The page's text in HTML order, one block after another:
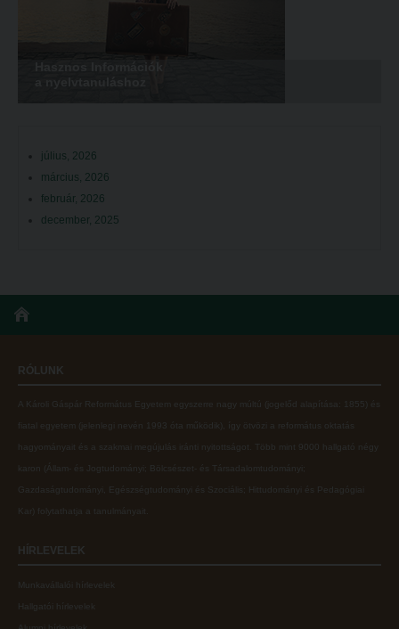
július, 2026
március, 2026
február, 2026
december, 2025
RÓLUNK
A Károli Gáspár Református Egyetem egyszerre nagy múltú (jogelőd alapítása: 1855) és
fiatal egyetem (jelenlegi nevén 1993 óta működik), így ötvözi a református oktatás
hagyományait és a szakmai megújulás iránti nyitottságot. Több mint 9000 hallgató négy
karon ( Állam- és Jogtudományi; Bölcsészet- és Társadalomtudományi;
Gazdaságtudományi, Egészségtudományi és Szociális; Hittudományi és Pedagógiai
Kar ) folytathatja a tanulmányait.
HÍRLEVELEK
Munkavállalói hírlevelek
Hallgatói hírlevelek